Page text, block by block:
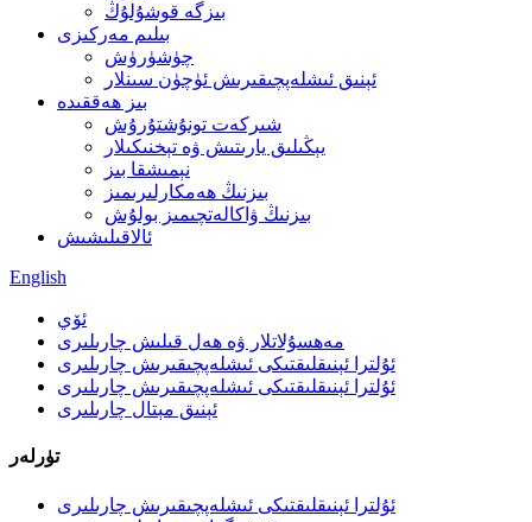
بىزگە قوشۇلۇڭ
بىلىم مەركىزى
چۈشۈرۈش
ئېنىق ئىشلەپچىقىرىش ئۈچۈن سىنلار
بىز ھەققىدە
شىركەت تونۇشتۇرۇش
يېڭىلىق يارىتىش ۋە تېخنىكىلار
نېمىشقا بىز
بىزنىڭ ھەمكارلىرىمىز
بىزنىڭ ۋاكالەتچىمىز بولۇش
ئالاقىلىشىش
English
ئۆي
مەھسۇلاتلار ۋە ھەل قىلىش چارىلىرى
ئۇلترا ئېنىقلىقتىكى ئىشلەپچىقىرىش چارىلىرى
ئۇلترا ئېنىقلىقتىكى ئىشلەپچىقىرىش چارىلىرى
ئېنىق مېتال چارىلىرى
تۈرلەر
ئۇلترا ئېنىقلىقتىكى ئىشلەپچىقىرىش چارىلىرى